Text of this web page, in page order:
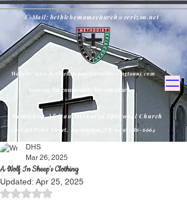
E-Mail:bethlehemamechurch@verizon.net
213 East Pearl Street, Burlington, NJ 609-386-6664
Bethlehem African Methodist Episcopal Church
Website:www.bethlehempearlstreetburlingtonnj.com
Serving the community for 196 years
A Wolf In Sheep's Clothing
DHS
Mar 26, 2025
Updated: Apr 25, 2025
Rated NaN out of 5 stars.